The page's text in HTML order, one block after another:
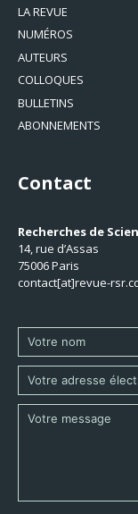
LA REVUE
NUMÉROS
AUTEURS
COLLOQUES
BULLETINS
ABONNEMENTS
Contact
Recherches de
14, rue d’Assas
75006 Paris
contact[at]revue-